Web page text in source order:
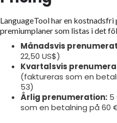
LanguageTool har en
premiumplaner som listas i det
Månadsvis
22,50 US$)
Kvartalsvis
(faktureras som en
53)
Årlig prenumeration: 5
som en betalning på 60